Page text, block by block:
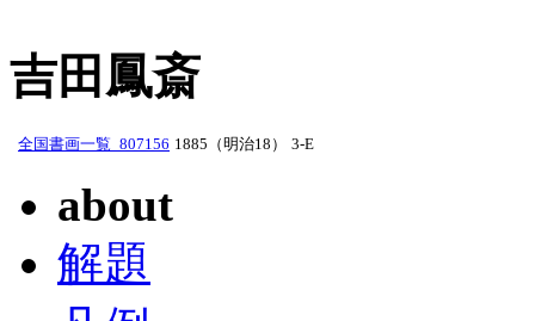
吉田鳳斎
全国書画一覧_807156 1885（明治18） 3-E
about
解題